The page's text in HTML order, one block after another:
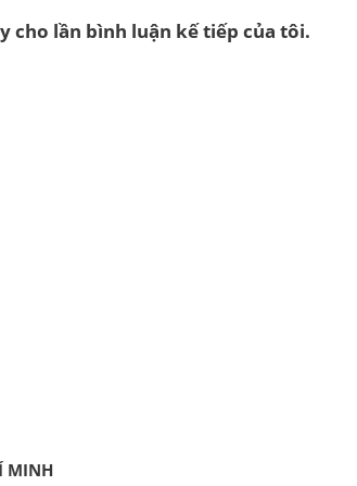
cho lần bình luận kế tiếp của tôi.
MINH